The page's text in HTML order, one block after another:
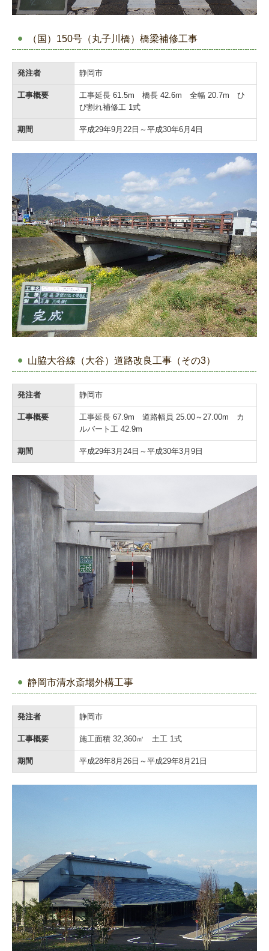
（国）150号（丸子川橋）橋梁補修工事
発注者 静岡市
工事概要
工事延長 61.5m 橋長 42.6m 全幅 20.7m ひ
び割れ補修工 1式
期間 平成29年9月22日～平成30年6月4日
山脇大谷線（大谷）道路改良工事（その3）
発注者 静岡市
工事概要
工事延長 67.9m 道路幅員 25.00～27.00m カ
ルバート工 42.9m
期間 平成29年3月24日～平成30年3月9日
静岡市清水斎場外構工事
発注者 静岡市
工事概要 施工面積 32,360㎡ 土工 1式
期間 平成28年8月26日～平成29年8月21日